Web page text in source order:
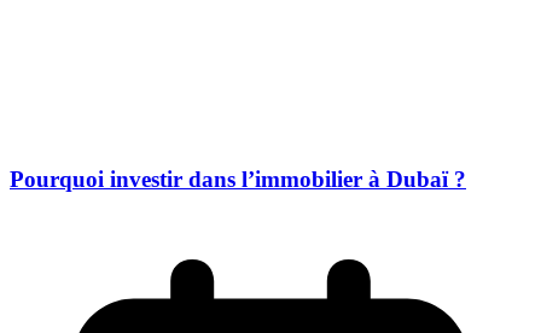
Pourquoi investir dans l’immobilier à Dubaï ?